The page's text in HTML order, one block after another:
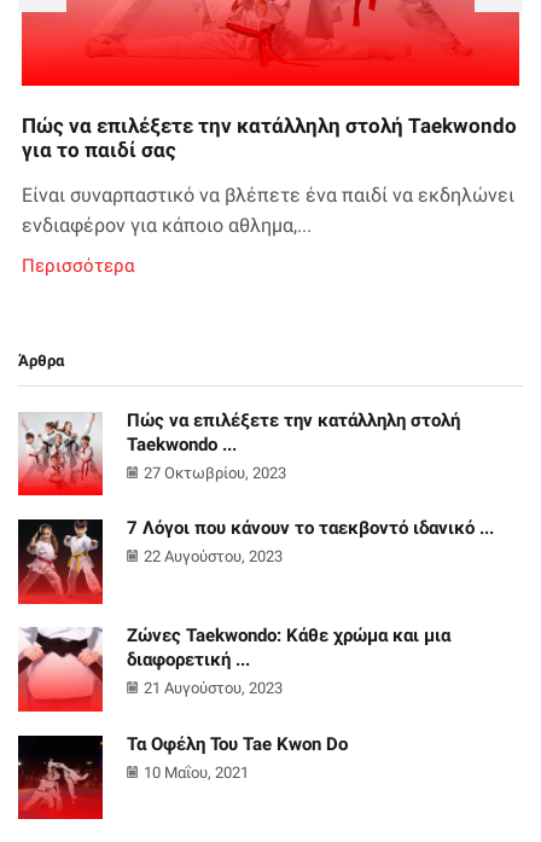
Πώς να επιλέξετε την κατάλληλη στολή Taekwondo
για το παιδί σας
Είναι συναρπαστικό να βλέπετε ένα παιδί να εκδηλώνει
ενδιαφέρον για κάποιο αθλημα,...
Περισσότερα
Άρθρα
Πώς να επιλέξετε την κατάλληλη στολή
Taekwondo ...
27 Οκτωβρίου, 2023
7 Λόγοι που κάνουν το ταεκβοντό ιδανικό ...
22 Αυγούστου, 2023
Ζώνες Taekwondo: Κάθε χρώμα και μια
διαφορετική ...
21 Αυγούστου, 2023
Τα Οφέλη Του Tae Kwon Do
10 Μαΐου, 2021